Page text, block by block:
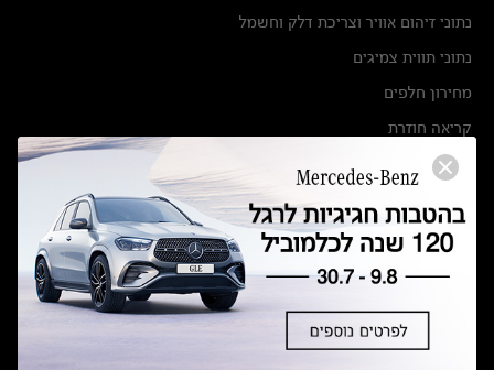
נתוני זיהום אוויר וצריכת דלק וחשמל
נתוני תווית צמיגים
מחירון חלפים
קריאה חוזרת
הודעה על הטבות לרכבי מרצדס בהסדר פשרה בתצ 56447-02-19
תקנון ימי מכירות 120 לכלמוביל
מצאו אותנו